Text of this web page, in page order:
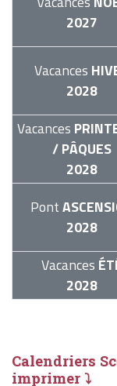
2027
Vacances
2028
Vacances
/ PÂQUES
2028
Pont
2028
Vacances
2028
Calendriers
imprimer ⤵